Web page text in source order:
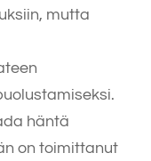
mutta
häntä
on toimittanut